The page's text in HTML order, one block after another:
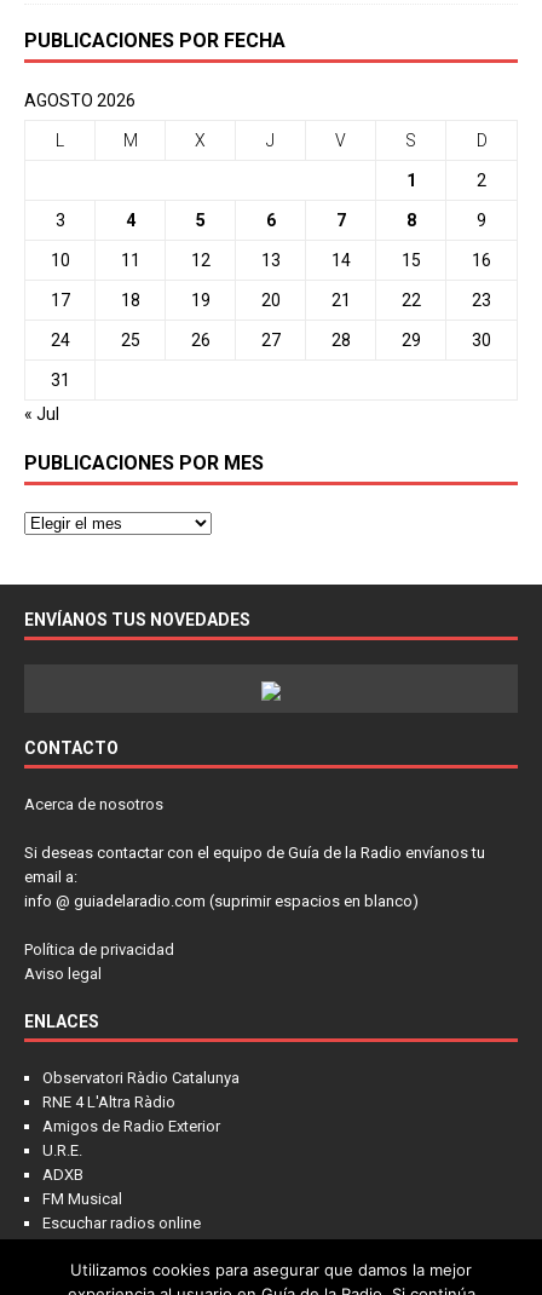
PUBLICACIONES POR FECHA
AGOSTO 2026
M X J V S D
1 2
3 4 5 6 7 8 9
10 11 12 13 14 15 16
17 18 19 20 21 22 23
24 25 26 27 28 29 30
31
« Jul
PUBLICACIONES POR MES
ENVÍANOS TUS NOVEDADES
CONTACTO
Acerca de nosotros
Si deseas contactar con el equipo de Guía de la Radio envíanos tu
email a:
info @ guiadelaradio.com (suprimir espacios en blanco)
Política de privacidad
Aviso legal
ENLACES
Observatori Ràdio Catalunya
RNE 4 L'Altra Ràdio
Amigos de Radio Exterior
U.R.E.
ADXB
FM Musical
Escuchar radios online
Utilizamos cookies para asegurar que damos la mejor